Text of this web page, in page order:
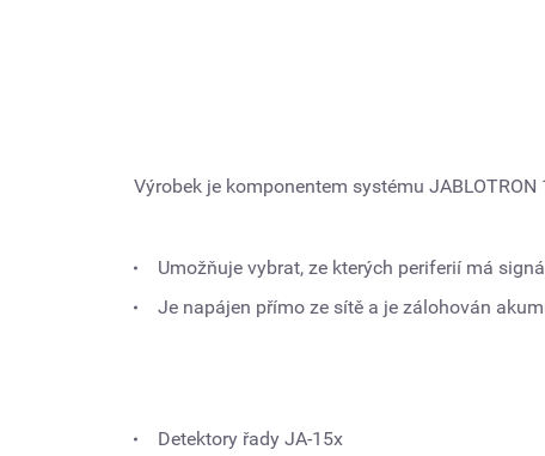
Výrobek je komponentem systému
Umožňuje vybrat, ze kterých periferií má
Je napájen přímo ze sítě a je zálohován
Detektory řady JA-15x